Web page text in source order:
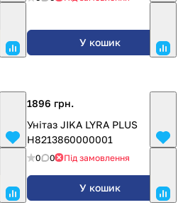
У кошик
1896 грн.
Унітаз JIKA LYRA PLUS
H8213860000001
0 0 Під замовлення
У кошик